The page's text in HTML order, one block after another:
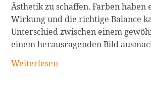
Ästhetik zu schaffen. Farben haben
Wirkung und die richtige Balance
Unterschied zwischen einem
einem herausragenden Bild
Bildbearbeitung:
Weiterlesen